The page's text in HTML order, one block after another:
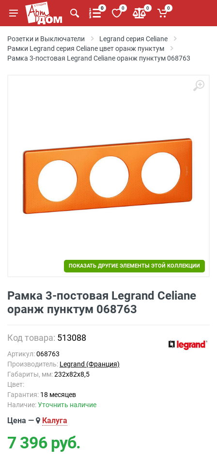
0 0 0 0
Розетки и Выключатели
Legrand серия Celiane
Рамки Legrand серия Celiane цвет оранж пунктум
Рамка 3-постовая Legrand Celiane оранж пунктум 068763
ПОКАЗАТЬ ДРУГИЕ ЭЛЕМЕНТЫ ЭТОЙ КОЛЛЕКЦИИ
Рамка 3-постовая Legrand Celiane
оранж пунктум 068763
Код товара: 513088
Артикул:068763
Производитель: Legrand (Франция)
Габариты, мм:232x82x8,5
Цвет:
Гарантия: 18 месяцев
Наличие:Уточнить наличие
Цена — Калуга
7 396 руб.